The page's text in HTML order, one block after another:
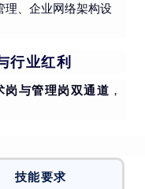
理、企业网络架构设
行业红利
岗与管理岗双通道 ，
技能要求